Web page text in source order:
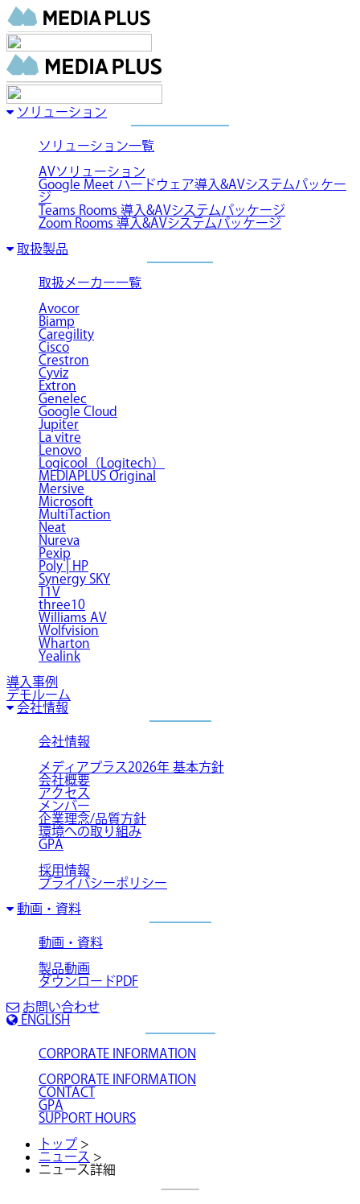
ソリューション
ソリューション一覧
AVソリューション
Google Meet ハードウェア導入&AVシステムパッケー
ジ
Teams Rooms 導入&AVシステムパッケージ
Zoom Rooms 導入&AVシステムパッケージ
取扱製品
取扱メーカー一覧
Avocor
Biamp
Caregility
Cisco
Crestron
Cyviz
Extron
Genelec
Google Cloud
Jupiter
La vitre
Lenovo
Logicool（Logitech）
MEDIAPLUS Original
Mersive
Microsoft
MultiTaction
Neat
Nureva
Pexip
Poly | HP
Synergy SKY
T1V
three10
Williams AV
Wolfvision
Wharton
Yealink
導入事例
デモルーム
会社情報
会社情報
メディアプラス2026年 基本方針
会社概要
アクセス
メンバー
企業理念/品質方針
環境への取り組み
GPA
採用情報
プライバシーポリシー
動画・資料
動画・資料
製品動画
ダウンロードPDF
お問い合わせ
ENGLISH
CORPORATE INFORMATION
CORPORATE INFORMATION
CONTACT
GPA
SUPPORT HOURS
トップ >
ニュース >
ニュース詳細